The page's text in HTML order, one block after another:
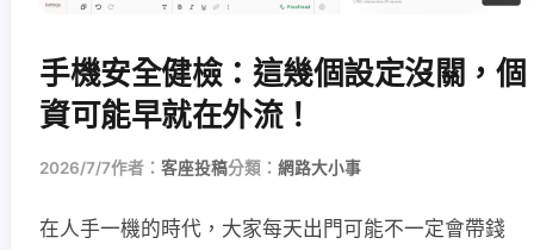
手機安全健檢：這幾個設定沒關，個
資可能早就在外流！
2026/7/7作者： 客座投稿分類： 網路大小事
在人手一機的時代，大家每天出門可能不一定會帶錢